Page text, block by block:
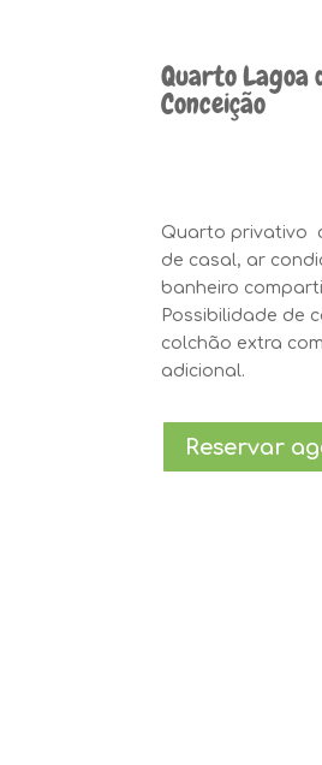
Quarto Lagoa
Conceição
Quarto privativo
de casal, ar
banheiro
Possibilidade de
colchão extra
adicional.
Reservar